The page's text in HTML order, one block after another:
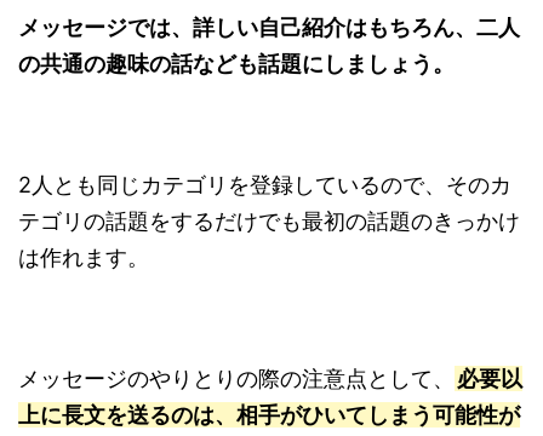
メッセージでは、詳しい自己紹介はもちろん、二人
の共通の趣味の話なども話題にしましょう。
2人とも同じカテゴリを登録しているので、そのカ
テゴリの話題をするだけでも最初の話題のきっかけ
は作れます。
メッセージのやりとりの際の注意点として、
必要以
上に長文を送るのは、相手がひいてしまう可能性が